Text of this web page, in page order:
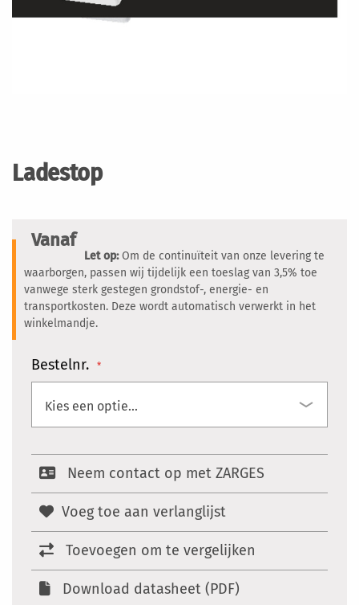
Ladestop
Vanaf
Let op:Om de continuïteit van onze levering te
waarborgen, passen wij tijdelijk een toeslag van 3,5% toe
vanwege sterk gestegen grondstof-, energie- en
transportkosten. Deze wordt automatisch verwerkt in het
winkelmandje.
Bestelnr.
Neem contact op met ZARGES
Voeg toe aan verlanglijst
Toevoegen om te vergelijken
Download datasheet (PDF)
begin
afbeeldingen-